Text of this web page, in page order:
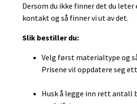
Dersom du ikke finner det du leter
kontakt og så finner vi ut av det.
Slik bestiller du:
Velg først materialtype og
Prisene vil oppdatere seg
Husk å legge inn rett antall